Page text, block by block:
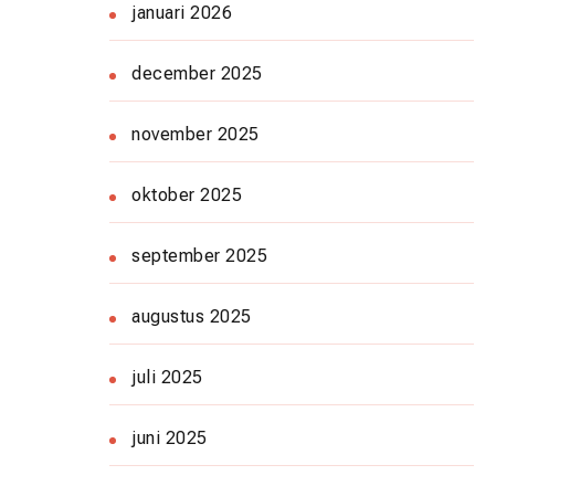
januari 2026
december 2025
november 2025
oktober 2025
september 2025
augustus 2025
juli 2025
juni 2025